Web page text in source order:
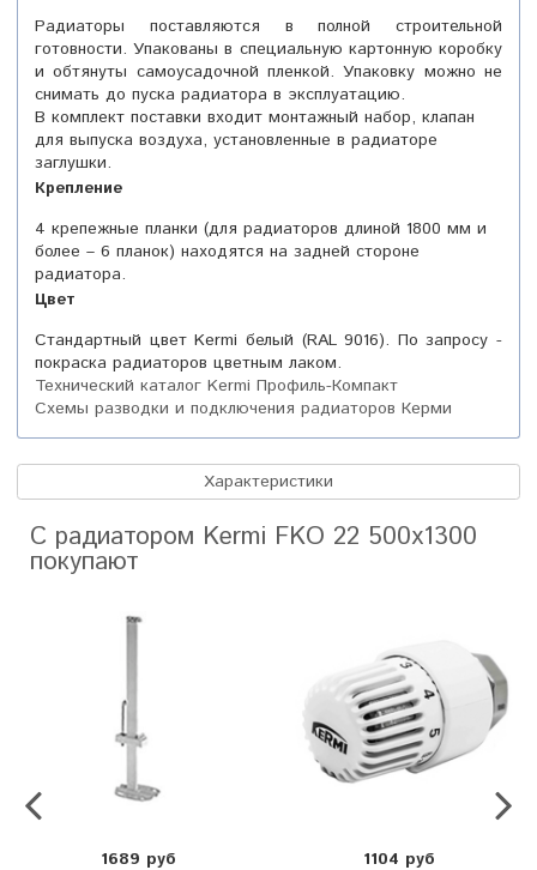
Радиаторы поставляются в полной строительной
готовности. Упакованы в специальную картонную коробку
и обтянуты самоусадочной пленкой. Упаковку можно не
снимать до пуска радиатора в эксплуатацию.
В комплект поставки входит монтажный набор, клапан
для выпуска воздуха, установленные в радиаторе
заглушки.
Крепление
4 крепежные планки (для радиаторов длиной 1800 мм и
более – 6 планок) находятся на задней стороне
радиатора.
Цвет
Стандартный цвет Kermi белый (RAL 9016). По запросу -
покраска радиаторов цветным лаком.
Технический каталог Kermi Профиль-Компакт
Схемы разводки и подключения радиаторов Керми
Характеристики
С радиатором Kermi FKO 22 500х1300
покупают
1689 руб 1104 руб